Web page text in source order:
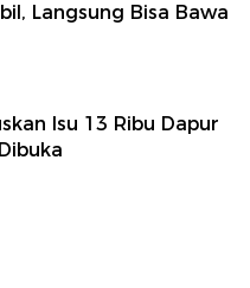
Langsung Bisa Bawa
Isu 13 Ribu Dapur